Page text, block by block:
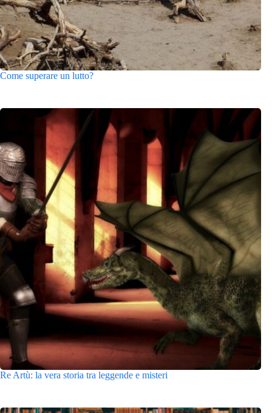
Come superare un lutto?
Re Artù: la vera storia tra leggende e misteri